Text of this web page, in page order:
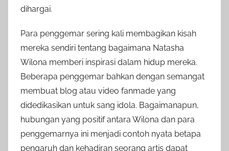
dihargai.
Para penggemar sering kali membagikan kisah
mereka sendiri tentang bagaimana Natasha
Wilona memberi inspirasi dalam hidup mereka.
Beberapa penggemar bahkan dengan semangat
membuat blog atau video fanmade yang
didedikasikan untuk sang idola. Bagaimanapun,
hubungan yang positif antara Wilona dan para
penggemarnya ini menjadi contoh nyata betapa
pengaruh dan kehadiran seorang artis dapat